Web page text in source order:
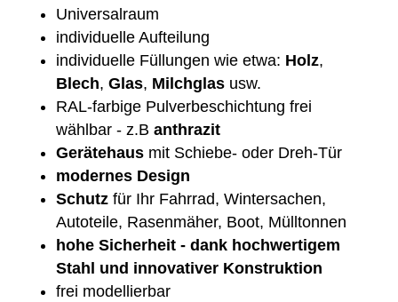
Universalraum
individuelle Aufteilung
individuelle Füllungen wie etwa: Holz,
Blech, Glas, Milchglasusw.
RAL-farbige Pulverbeschichtung frei
wählbar - z.B anthrazit
Gerätehausmit Schiebe- oder Dreh-Tür
modernes Design
Schutzfür Ihr Fahrrad, Wintersachen,
Autoteile, Rasenmäher, Boot, Mülltonnen
hohe Sicherheit - dank hochwertigem
Stahl und innovativer Konstruktion
frei modellierbar